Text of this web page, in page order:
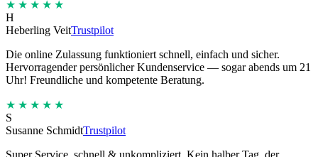
★★★★★
H
Heberling VeitTrustpilot
Die online Zulassung funktioniert schnell, einfach und sicher.
Hervorragender persönlicher Kundenservice — sogar abends um 21
Uhr! Freundliche und kompetente Beratung.
★★★★★
S
Susanne SchmidtTrustpilot